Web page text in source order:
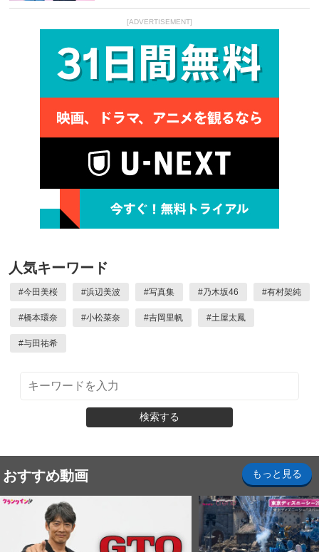
[ADVERTISEMENT]
人気キーワード
#今田美桜 #浜辺美波 #写真集 #乃木坂46 #有村架純
#橋本環奈 #小松菜奈 #吉岡里帆 #土屋太鳳
#与田祐希
検索する
おすすめ動画 もっと見る